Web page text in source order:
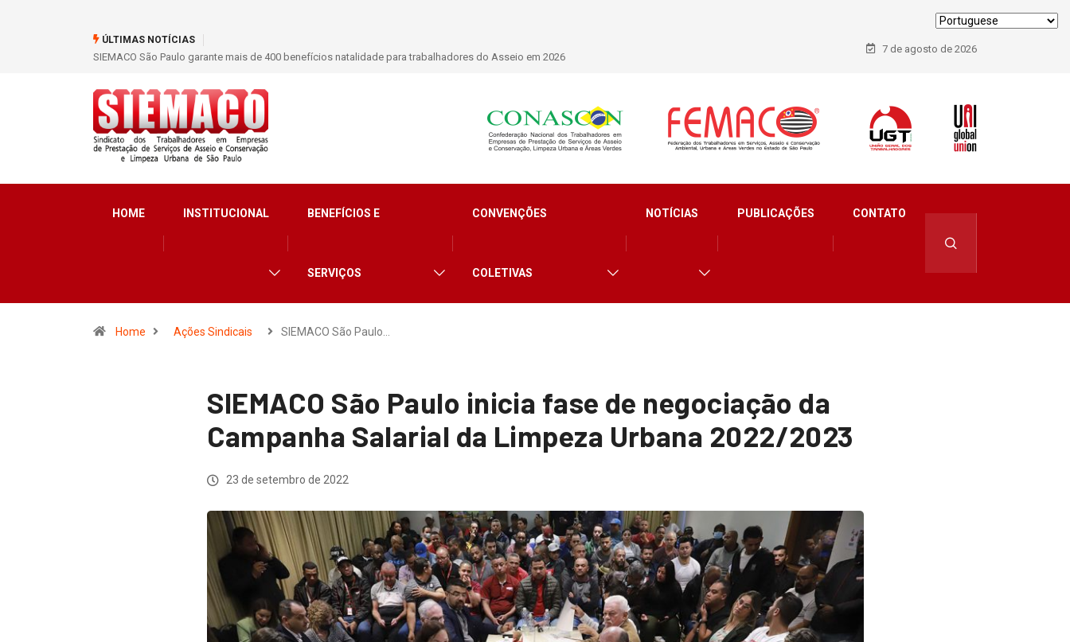
ÚLTIMAS NOTÍCIAS
para trabalhadores do Asseio em 2026SIEMACO São Paulo marca presença em conferência internacional que debate os desafios do setor de
7 de agosto de 2026
HOME INSTITUCIONAL BENEFÍCIOS E
SERVIÇOS
CONVENÇÕES
COLETIVAS
NOTÍCIAS PUBLICAÇÕES CONTATO
Home Ações Sindicais SIEMACO São Paulo…
SIEMACO São Paulo inicia fase de negociação da
Campanha Salarial da Limpeza Urbana 2022/2023
23 de setembro de 2022